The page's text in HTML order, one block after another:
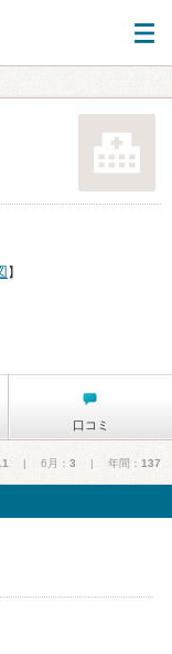
】
口コミ
| 6月： 3 | 年間： 137